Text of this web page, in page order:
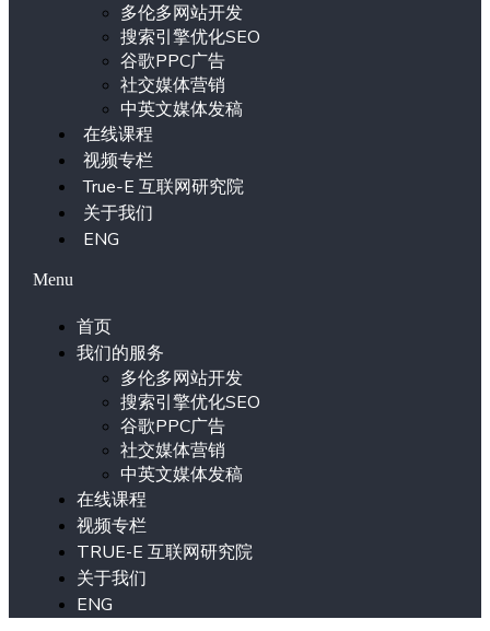
多伦多网站开发
搜索引擎优化SEO
谷歌PPC广告
社交媒体营销
中英文媒体发稿
在线课程
视频专栏
True-E 互联网研究院
关于我们
ENG
Menu
首页
我们的服务
多伦多网站开发
搜索引擎优化SEO
谷歌PPC广告
社交媒体营销
中英文媒体发稿
在线课程
视频专栏
TRUE-E 互联网研究院
关于我们
ENG